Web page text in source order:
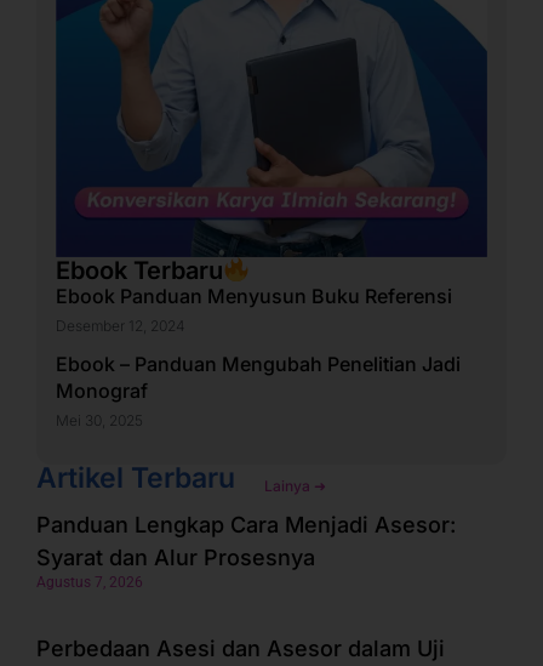
Ebook Terbaru
Ebook Panduan Menyusun Buku Referensi
Desember 12, 2024
Ebook – Panduan Mengubah Penelitian Jadi
Monograf
Mei 30, 2025
Artikel Terbaru Lainya ➜
Panduan Lengkap Cara Menjadi Asesor:
Syarat dan Alur Prosesnya
Agustus 7, 2026
Perbedaan Asesi dan Asesor dalam Uji